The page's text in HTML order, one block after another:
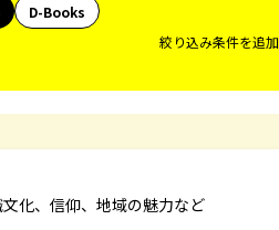
D-Books
絞り込み条件を追加
化、信仰、地域の魅力など